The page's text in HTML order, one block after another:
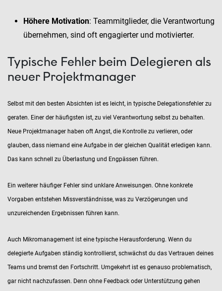
Höhere Motivation: Teammitglieder, die Verantwortung
übernehmen, sind oft engagierter und motivierter.
Typische Fehler beim Delegieren als
neuer Projektmanager
Selbst mit den besten Absichten ist es leicht, in typische Delegationsfehler zu
geraten. Einer der häufigsten ist, zu viel Verantwortung selbst zu behalten.
Neue Projektmanager haben oft Angst, die Kontrolle zu verlieren, oder
glauben, dass niemand eine Aufgabe in der gleichen Qualität erledigen kann.
Das kann schnell zu Überlastung und Engpässen führen.
Ein weiterer häufiger Fehler sind unklare Anweisungen. Ohne konkrete
Vorgaben entstehen Missverständnisse, was zu Verzögerungen und
unzureichenden Ergebnissen führen kann.
Auch Mikromanagement ist eine typische Herausforderung. Wenn du
delegierte Aufgaben ständig kontrollierst, schwächst du das Vertrauen deines
Teams und bremst den Fortschritt. Umgekehrt ist es genauso problematisch,
gar nicht nachzufassen. Denn ohne Feedback oder Unterstützung gehen